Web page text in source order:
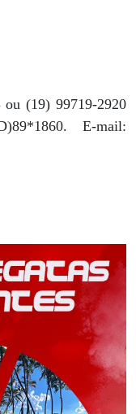
ou (19) 99719-2920
E-mail: